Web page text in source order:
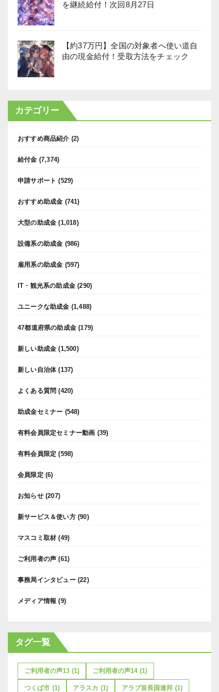
を継続給付！次回8月27日
【約37万円】全国の対象者へ使い道自
由の現金給付！受取方法をチェック
カテゴリー
おすすめ商品紹介 (2)
給付金 (7,374)
申請サポート (529)
おすすめ助成金 (741)
大型の助成金 (1,018)
設備系の助成金 (986)
雇用系の助成金 (597)
IT・観光系の助成金 (290)
ユニークな助成金 (1,488)
47都道府県の助成金 (179)
新しい助成金 (1,500)
新しい自治体(137)
よくある質問 (420)
助成金セミナー (548)
有料会員限定セミナー動画 (39)
有料会員限定 (598)
会員限定 (6)
お知らせ(207)
新サービス＆使い方(90)
マスコミ取材 (49)
ご利用者の声 (61)
事務局インタビュー(22)
メディア情報 (9)
タグ一覧
ご利用者の声13 (1) ご利用者の声14 (1)
つくば市 (1) アラスカ (1) アラブ首長国連邦 (1)